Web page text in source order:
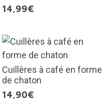
14,99€
Cuillères à café en forme
de chaton
14,90€